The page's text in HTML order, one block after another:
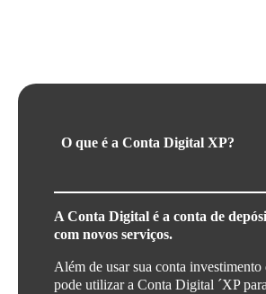
O que é a Conta Digital XP?
A Conta Digital é a conta de
com novos serviços.
Além de usar sua conta
pode utilizar a Conta Digital ´XP